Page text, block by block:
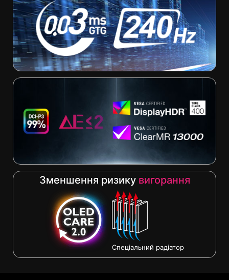
Зменшення ризику вигорання
Спеціальний радіатор